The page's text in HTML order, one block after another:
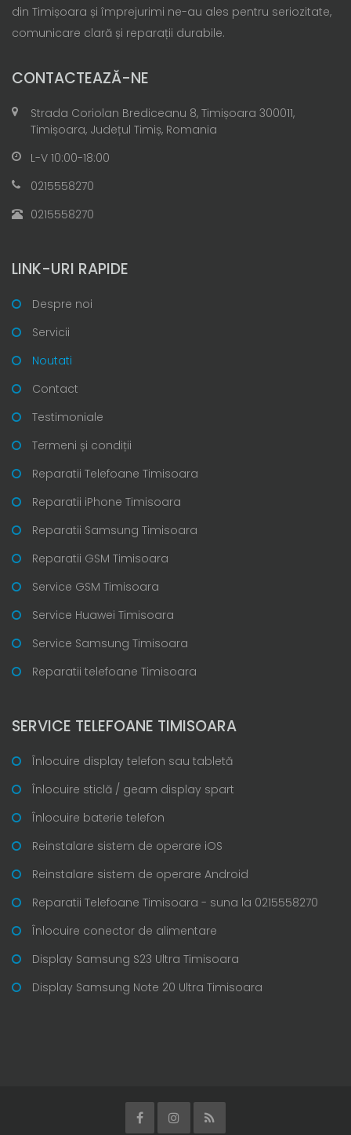
din Timișoara și împrejurimi ne-au ales pentru seriozitate,
comunicare clară și reparații durabile.
CONTACTEAZĂ-NE
Strada Coriolan Brediceanu 8, Timișoara 300011,
Timișoara, Județul Timiș, Romania
L-V 10:00-18:00
0215558270
0215558270
LINK-URI RAPIDE
Despre noi
Servicii
Noutati
Contact
Testimoniale
Termeni și condiții
Reparatii Telefoane Timisoara
Reparatii iPhone Timisoara
Reparatii Samsung Timisoara
Reparatii GSM Timisoara
Service GSM Timisoara
Service Huawei Timisoara
Service Samsung Timisoara
Reparatii telefoane Timisoara
SERVICE TELEFOANE TIMISOARA
Înlocuire display telefon sau tabletă
Înlocuire sticlă / geam display spart
Înlocuire baterie telefon
Reinstalare sistem de operare iOS
Reinstalare sistem de operare Android
Reparatii Telefoane Timisoara - suna la 0215558270
Înlocuire conector de alimentare
Display Samsung S23 Ultra Timisoara
Display Samsung Note 20 Ultra Timisoara